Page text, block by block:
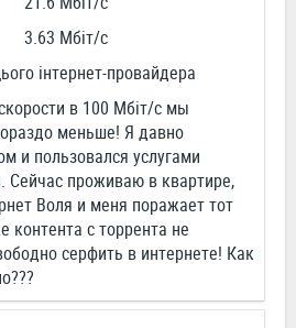
3.63 Мбіт/c
інтернет-провайдера
в 100 Мбіт/с мы
меньше! Я давно
и пользовался услугами
Сейчас проживаю в квартире,
Воля и меня поражает тот
контента с торрента не
серфить в интернете! Как